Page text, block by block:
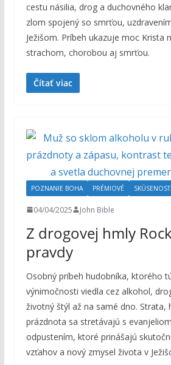
cestu násilia, drog a duchovného
zlom spojený so smrťou,
Ježišom. Príbeh ukazuje moc Krista
strachom, chorobou aj smrťou.
Čítať viac
POZNANIE BOHA PRÉMIOVÉ
04/04/2025 John Bible
Z drogovej hmly
pravdy
Osobný príbeh hudobníka, ktorého
výnimočnosti viedla cez alkohol,
životný štýl až na samé dno. Strata,
prázdnota sa stretávajú s
odpustením, ktoré prinášajú
vzťahov a nový zmysel života v